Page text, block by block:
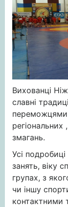
Вихованці
славні
переможцями
змагань.
Усі
занять, віку
групах, з
чи іншу
контактними